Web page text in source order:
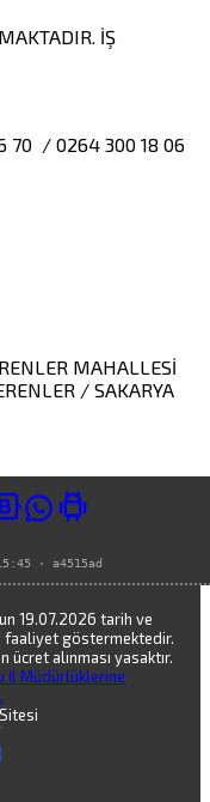
İŞ
70  / 0264 300 18 06
MAHALLESİ
/ SAKARYA
· a4515ad
19.07.2026 tarih ve
faaliyet göstermektedir.
ücret alınması yasaktır.
İl Müdürlüklerine